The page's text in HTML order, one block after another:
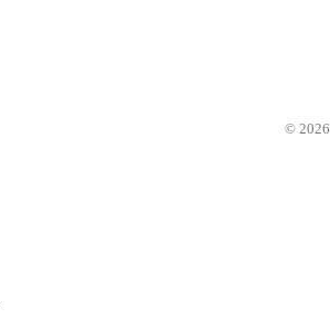
© 2026